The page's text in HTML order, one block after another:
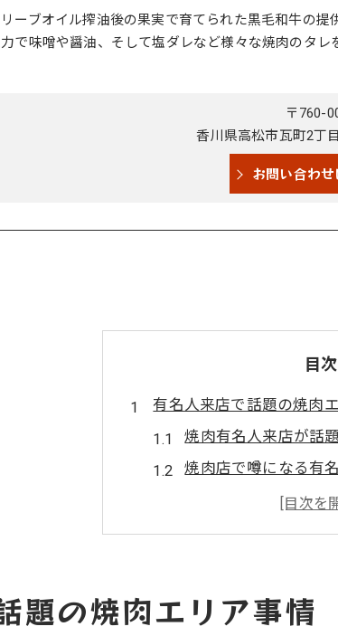
ーブオイル搾油後の果実で育てられた黒毛和牛の
で味噌や醤油、そして塩ダレなど様々な焼肉のタレ
〒760-
香川県高松市瓦町2丁
お問い合わ
目次
有名人来店で話題の焼肉
焼肉有名人来店が話
焼肉店で噂になる有
焼肉エリアで注目さ
焼肉と有名人来店情
焼肉店選びに口コミ比較
焼肉店選びに口コミ
題の焼肉エリア事情